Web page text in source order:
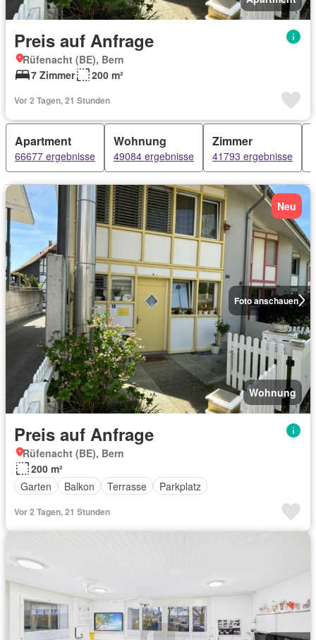
Preis auf Anfrage
Rüfenacht (BE), Bern
7 Zimmer
200 m²
Vor 2 Tagen, 21 Stunden
Apartment
66677 ergebnisse
Wohnung
49084 ergebnisse
Zimmer
41793 ergebnisse
Foto anschauen
Neu
Wohnung
Preis auf Anfrage
Rüfenacht (BE), Bern
200 m²
Garten
Balkon Terrasse Parkplatz
Vor 2 Tagen, 21 Stunden